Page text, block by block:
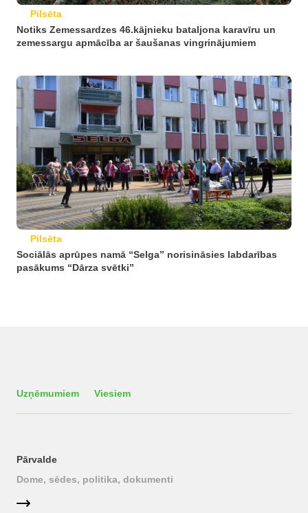
Pilsēta
Notiks Zemessardzes 46.kājnieku bataljona karavīru un
zemessargu apmācība ar šaušanas vingrinājumiem
Pilsēta
Sociālās aprūpes namā “Selga” norisināsies labdarības
pasākums “Dārza svētki”
Uzņēmumiem Viesiem
Pārvalde
Dome, sēdes, politika, dokumenti